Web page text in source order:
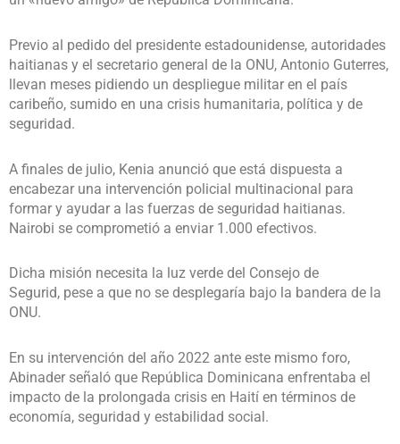
Previo al pedido del presidente estadounidense, autoridades
haitianas y el secretario general de la ONU, Antonio Guterres,
llevan meses pidiendo un despliegue militar en el país
caribeño, sumido en una crisis humanitaria, política y de
seguridad.
A finales de julio, Kenia anunció que está dispuesta a
encabezar una intervención policial multinacional para
formar y ayudar a las fuerzas de seguridad haitianas.
Nairobi se comprometió a enviar 1.000 efectivos.
Dicha misión necesita la luz verde del Consejo de
Segurid, pese a que no se desplegaría bajo la bandera de la
ONU.
En su intervención del año 2022 ante este mismo foro,
Abinader señaló que República Dominicana enfrentaba el
impacto de la prolongada crisis en Haití en términos de
economía, seguridad y estabilidad social.